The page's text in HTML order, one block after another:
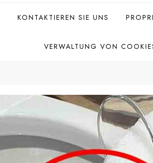
KONTAKTIEREN SIE UNS
VERWALTUNG VON